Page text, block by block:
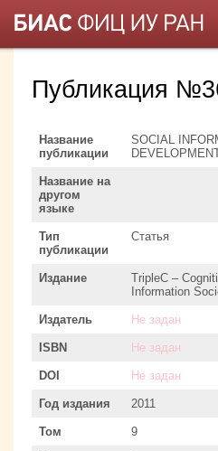
Публикация
Название
публикации
SOCIAL
Название на
другом
языке
Тип
публикации
Статья
Издание
TripleC –
Information
Издатель Не задан
ISBN Не задан
DOI Не задан
Год издания 2011
Том 9